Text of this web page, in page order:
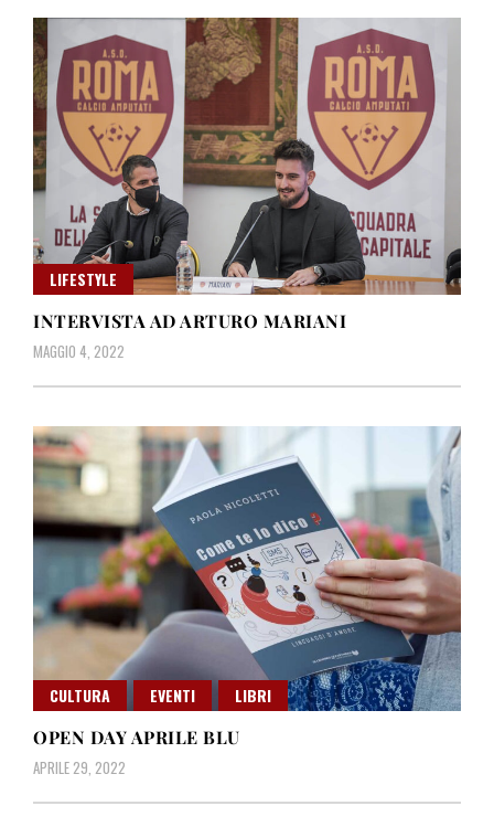
LIFESTYLE
INTERVISTA AD ARTURO MARIANI
MAGGIO 4, 2022
CULTURA EVENTI
LIBRI
OPEN DAY APRILE BLU
APRILE 29, 2022